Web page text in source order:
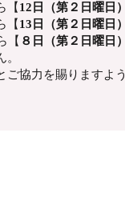
【 12日（第２日曜日）
【 13日（第２日曜日）
【 ８日（第２日曜日）
協力を賜りますよ